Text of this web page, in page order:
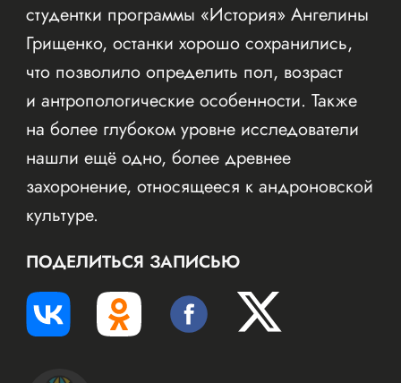
студентки программы «История» Ангелины
Грищенко, останки хорошо сохранились,
что позволило определить пол, возраст
и антропологические особенности. Также
на более глубоком уровне исследователи
нашли ещё одно, более древнее
захоронение, относящееся к андроновской
культуре.
ПОДЕЛИТЬСЯ ЗАПИСЬЮ